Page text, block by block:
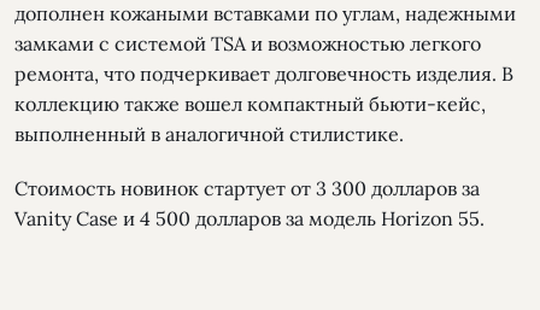
дополнен кожаными вставками по углам, надежными
замками с системой TSA и возможностью легкого
ремонта, что подчеркивает долговечность изделия. В
коллекцию также вошел компактный бьюти-кейс,
выполненный в аналогичной стилистике.
Стоимость новинок стартует от 3 300 долларов за
Vanity Case и 4 500 долларов за модель Horizon 55.